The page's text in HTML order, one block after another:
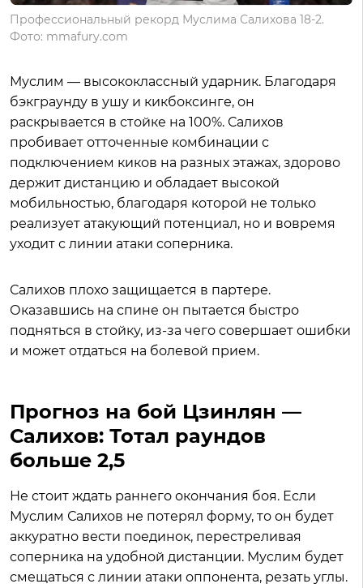
Профессиональный рекорд Муслима Салихова 18-2.
Фото: mmafury.com
Муслим — высококлассный ударник. Благодаря
бэкграунду в ушу и кикбоксинге, он
раскрывается в стойке на 100%. Салихов
пробивает отточенные комбинации с
подключением киков на разных этажах, здорово
держит дистанцию и обладает высокой
мобильностью, благодаря которой не только
реализует атакующий потенциал, но и вовремя
уходит с линии атаки соперника.
Салихов плохо защищается в партере.
Оказавшись на спине он пытается быстро
подняться в стойку, из-за чего совершает ошибки
и может отдаться на болевой прием.
Прогноз на бой Цзинлян —
Салихов: Тотал раундов
больше 2,5
Не стоит ждать раннего окончания боя. Если
Муслим Салихов не потерял форму, то он будет
аккуратно вести поединок, перестреливая
соперника на удобной дистанции. Муслим будет
смещаться с линии атаки оппонента, резать углы.